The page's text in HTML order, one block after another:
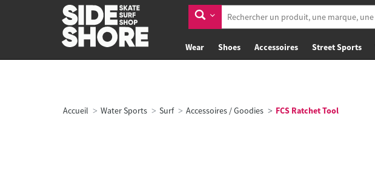
Wear Shoes Accessoires Street Sports
Accueil Water Sports Surf Accessoires / Goodies FCS Ratchet Tool